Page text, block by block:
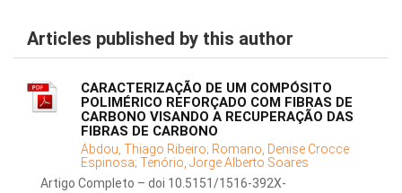
Articles published by this author
CARACTERIZAÇÃO DE UM COMPÓSITO
POLIMÉRICO REFORÇADO COM FIBRAS DE
CARBONO VISANDO A RECUPERAÇÃO DAS
FIBRAS DE CARBONO
Abdou, Thiago Ribeiro; Romano, Denise Crocce
Espinosa; Tenório, Jorge Alberto Soares
Artigo Completo – doi 10.5151/1516-392X-